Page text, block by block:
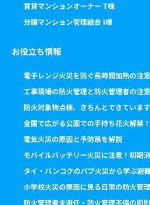
賃貸マンションオーナー T様
分譲マンション管理組合 I様
お役立ち情報
電子レンジ火災を防ぐ長時間加熱の注
工事現場の防火管理と防火管理者の注
防火対象物点検、きちんとできていま
全国で広がる公園での手持ち花火解禁
電気火災の原因と予防策を解説
モバイルバッテリー火災に注意！初期
タイ・バンコクのパブ火災から学ぶ避
小学校火災の原因に見る日常の防火管
防火管理者未選任・防火管理不備の罰